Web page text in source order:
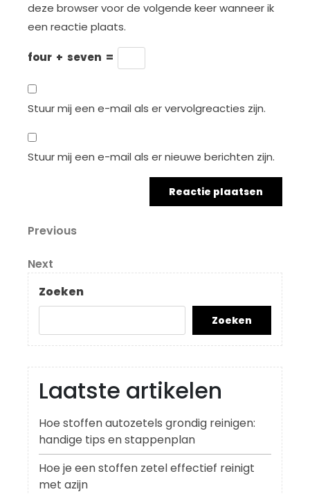
deze browser voor de volgende keer wanneer ik
een reactie plaats.
four + seven =
Stuur mij een e-mail als er vervolgreacties zijn.
Stuur mij een e-mail als er nieuwe berichten zijn.
Berichtnavigatie
Previous
Previous
Next
Post
Next
Zoeken
Zoeken
Laatste artikelen
Hoe stoffen autozetels grondig reinigen:
handige tips en stappenplan
Hoe je een stoffen zetel effectief reinigt
met azijn